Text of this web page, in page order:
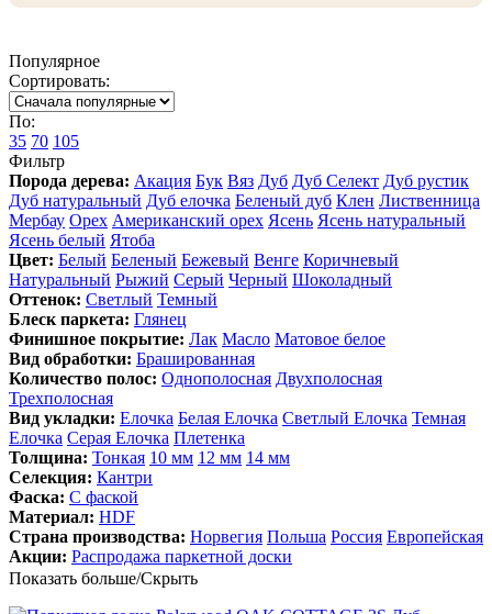
Популярное
Сортировать:
По:
35 70 105
Фильтр
Порода дерева: Акация Бук Вяз Дуб Дуб Селект Дуб рустик
Дуб натуральный Дуб елочка Беленый дуб Клен Лиственница
Мербау Орех Американский орех Ясень Ясень натуральный
Ясень белый Ятоба
Цвет: Белый Беленый Бежевый Венге Коричневый
Натуральный Рыжий Серый Черный Шоколадный
Оттенок: Светлый Темный
Блеск паркета: Глянец
Финишное покрытие: Лак Масло Матовое белое
Вид обработки: Брашированная
Количество полос: Однополосная Двухполосная
Трехполосная
Вид укладки: Елочка Белая Елочка Светлый Елочка Темная
Елочка Серая Елочка Плетенка
Толщина: Тонкая 10 мм 12 мм 14 мм
Селекция: Кантри
Фаска: С фаской
Материал: HDF
Страна производства: Норвегия Польша Россия Европейская
Акции: Распродажа паркетной доски
Показать больше/Скрыть